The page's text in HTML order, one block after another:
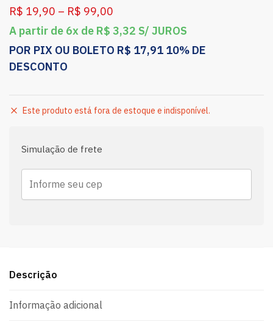
R$ 19,90 – R$ 99,00
A partir de 6x de R$ 3,32 S/ JUROS
POR PIX OU BOLETO R$ 17,91 10% DE
DESCONTO
Este produto está fora de estoque e indisponível.
Simulação de frete
Descrição
Informação adicional